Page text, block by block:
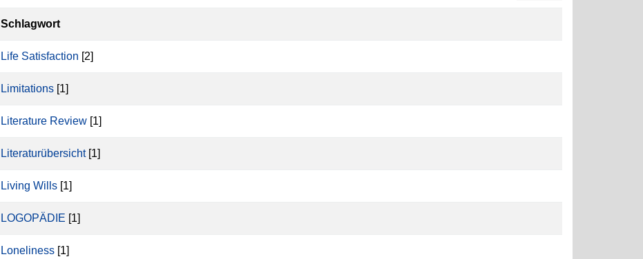
Schlagwort
Life Satisfaction [2]
Limitations [1]
Literature Review [1]
Literaturübersicht[1]
Living Wills [1]
LOGOPÄDIE [1]
Loneliness [1]